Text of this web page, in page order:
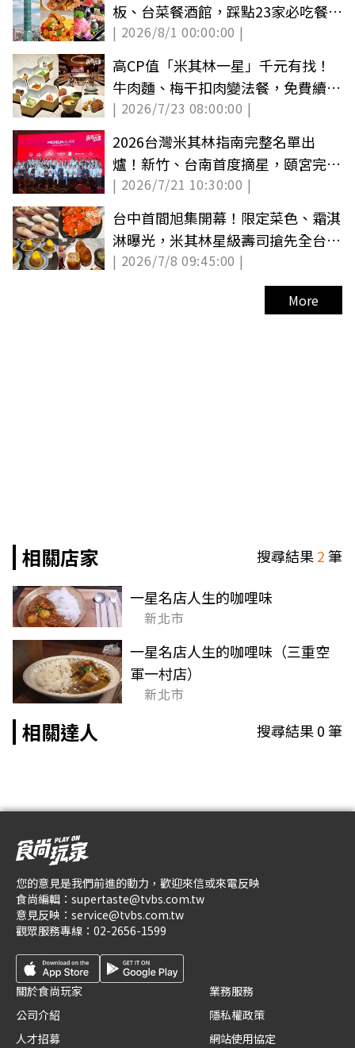
板、台菜餐酒館，踩點23家必吃餐
廳！
| 2026/8/1 00:00:00 |
高CP值「米其林一星」千元有找！
牛肉麵、梅干扣肉變法餐，免費續洋
芋、玩盲盒
| 2026/7/23 08:00:00 |
2026台灣米其林指南完整名單出
爐！新竹、台南首度摘星，頤宮完成
９連霸
| 2026/7/21 10:30:00 |
台中首間旭集開幕！限定菜色、霜淇
淋曝光，米其林星級壽司搶先全台吃
到飽
| 2026/7/8 09:45:00 |
More
相關店家 搜尋結果2筆
一星名店人生的咖哩味
新北市
一星名店人生的咖哩味（三重空
軍一村店）
新北市
相關達人 搜尋結果0筆
您的意見是我們前進的動力，歡迎來信或來電反映
食尚編輯： supertaste@tvbs.com.tw
意見反映： service@tvbs.com.tw
觀眾服務專線： 02-2656-1599
關於食尚玩家
公司介紹
人才招募
業務服務
隱私權政策
網站使用協定